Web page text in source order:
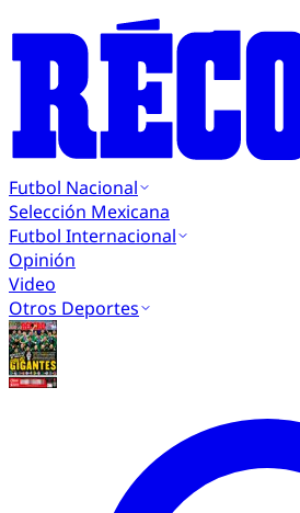
Futbol Nacional
Selección Mexicana
Futbol Internacional
Opinión
Video
Otros Deportes